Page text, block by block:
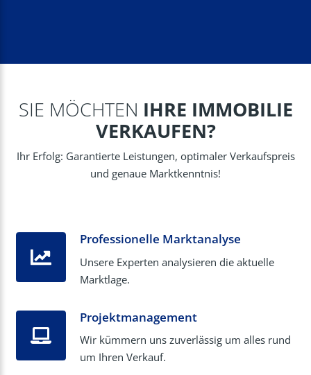
SIE MÖCHTEN IHRE IMMOBILIE
VERKAUFEN?
Ihr Erfolg: Garantierte Leistungen, optimaler Verkaufspreis
und genaue Marktkenntnis!
Professionelle Marktanalyse
Unsere Experten analysieren die aktuelle
Marktlage.
Projektmanagement
Wir kümmern uns zuverlässig um alles rund
um Ihren Verkauf.